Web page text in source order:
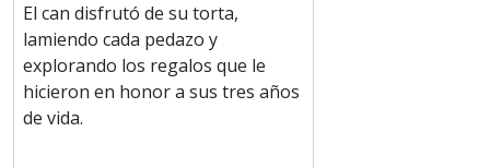
El can disfrutó de su torta,
lamiendo cada pedazo y
explorando los regalos que le
hicieron en honor a sus tres años
de vida.